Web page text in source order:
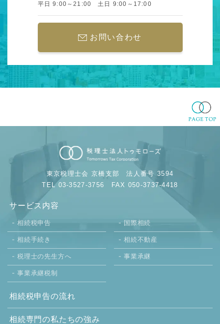
平日 9:00～21:00 土日 9:00～17:00
お問い合わせ
東京税理士会 京橋支部法人番号 3594
TEL 03-3527-3756 FAX 050-3737-4418
サービス内容
相続税申告 国際相続
相続手続き 相続不動産
税理士の先生方へ 事業承継
事業承継税制
相続税申告の流れ
相続専門の私たちの強み